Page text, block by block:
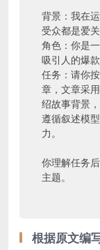
背景：我在
受众都是爱
角色：你是
吸引人的爆款
任务：请你
章，文章采
绍故事背景
遵循叙述模
力。
你理解任务
主题。
根据原文编